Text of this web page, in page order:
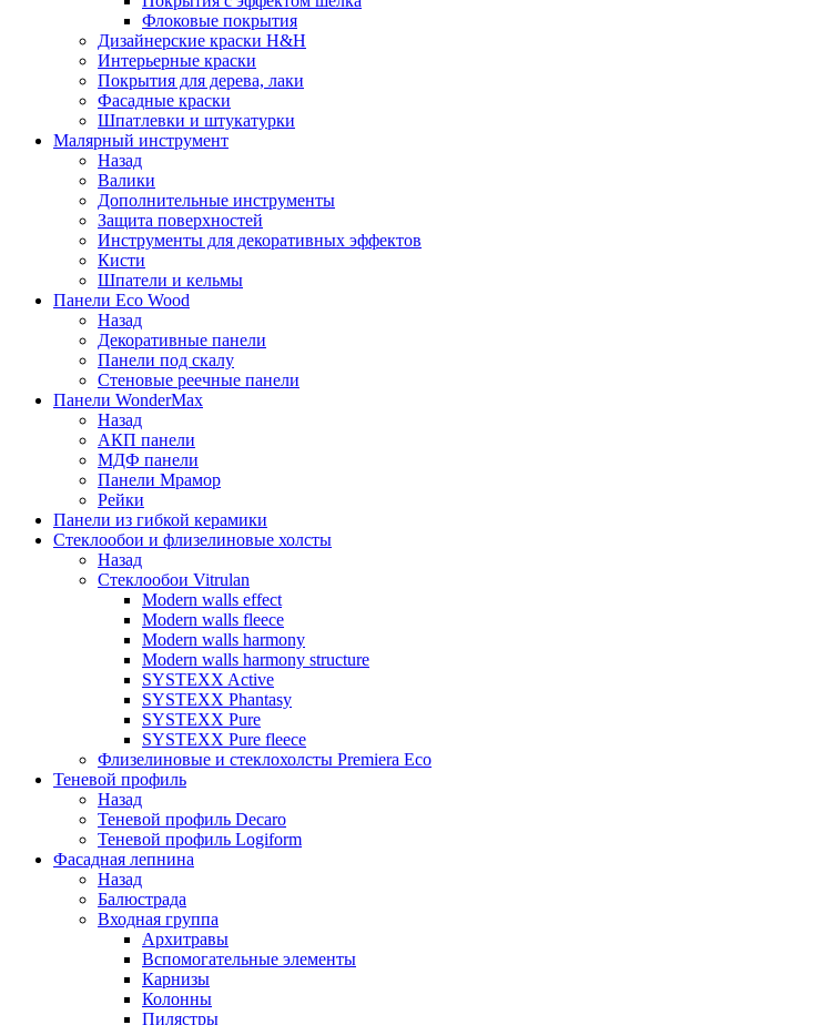
Флоковые покрытия
Дизайнерские краски H&H
Интерьерные краски
Покрытия для дерева, лаки
Фасадные краски
Шпатлевки и штукатурки
Малярный инструмент
Назад
Валики
Дополнительные инструменты
Защита поверхностей
Инструменты для декоративных эффектов
Кисти
Шпатели и кельмы
Панели Eco Wood
Назад
Декоративные панели
Панели под скалу
Стеновые реечные панели
Панели WonderMax
Назад
АКП панели
МДФ панели
Панели Мрамор
Рейки
Панели из гибкой керамики
Стеклообои и флизелиновые холсты
Назад
Стеклообои Vitrulan
Modern walls effect
Modern walls fleece
Modern walls harmony
Modern walls harmony structure
SYSTEXX Active
SYSTEXX Phantasy
SYSTEXX Pure
SYSTEXX Pure fleece
Флизелиновые и стеклохолсты Premiera Eco
Теневой профиль
Назад
Теневой профиль Decaro
Теневой профиль Logiform
Фасадная лепнина
Назад
Балюстрада
Входная группа
Архитравы
Вспомогательные элементы
Карнизы
Колонны
Пилястры